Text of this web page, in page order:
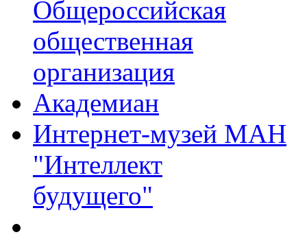
Общероссийская
общественная
организация
Академиан
Интернет-музей МАН
"Интеллект
будущего"